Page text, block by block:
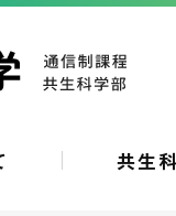
共生